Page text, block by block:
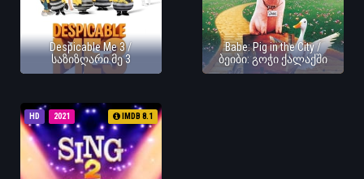
Despicable Me 3 /
საზიზღარი მე 3
Babe: Pig in the City /
ბეიბი: გოჭი ქალაქში
HD 2021 IMDB 8.1